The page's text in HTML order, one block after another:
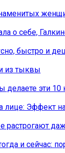
о себе,
быстро и
из тыквы
эти
Эффект
растрогают
и сейчас: